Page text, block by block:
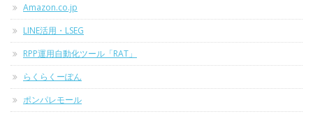
Amazon.co.jp
LINE活用・LSEG
RPP運用自動化ツール「RAT」
らくらくーぽん
ポンパレモール